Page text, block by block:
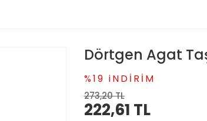
Dörtgen Agat
%19 iNDİRİM
273,20 TL
222,61 TL